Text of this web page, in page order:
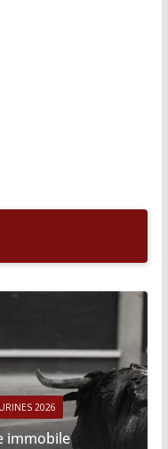
2026
immobile